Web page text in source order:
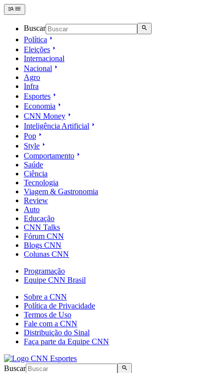
Buscar
Política
Eleições
Internacional
Nacional
Agro
Infra
Esportes
Economia
CNN Money
Inteligência Artificial
Pop
Style
Comportamento
Saúde
Ciência
Tecnologia
Viagem & Gastronomia
Review
Auto
Educação
CNN Talks
Fórum CNN
Blogs CNN
Colunas CNN
Programação
Equipe CNN Brasil
Sobre a CNN
Política de Privacidade
Termos de Uso
Fale com a CNN
Distribuição do Sinal
Faça parte da Equipe CNN
Buscar